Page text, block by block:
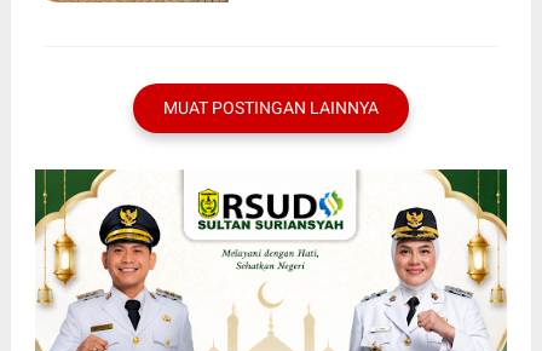
MUAT POSTINGAN LAINNYA